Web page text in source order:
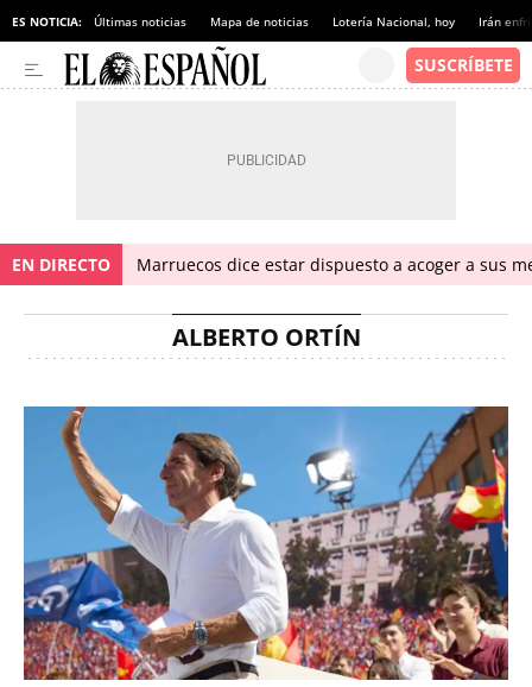
ES NOTICIA: Últimas noticias Mapa de noticias Lotería Nacional, hoy Irán
EN DIRECTO Marruecos dice estar dispuesto a acoger a sus
ALBERTO ORTÍN